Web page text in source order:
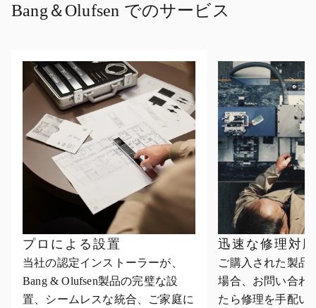
Bang＆Olufsen でのサービス
プロによる設置
当社の認定インストーラーが、
Bang & Olufsen製品の完璧な設
置、シームレスな統合、ご家庭に
迅速な修理対
ご購入された製品
場合、お問い合わ
たら修理を手配い